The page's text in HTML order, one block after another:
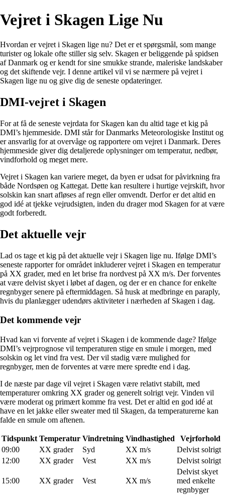
Vejret i Skagen Lige Nu
Hvordan er vejret i Skagen lige nu? Det er et spørgsmål, som mange
turister og lokale ofte stiller sig selv. Skagen er beliggende på spidsen
af Danmark og er kendt for sine smukke strande, maleriske landskaber
og det skiftende vejr. I denne artikel vil vi se nærmere på vejret i
Skagen lige nu og give dig de seneste opdateringer.
DMI-vejret i Skagen
For at få de seneste vejrdata for Skagen kan du altid tage et kig på
DMI’s hjemmeside. DMI står for Danmarks Meteorologiske Institut og
er ansvarlig for at overvåge og rapportere om vejret i Danmark. Deres
hjemmeside giver dig detaljerede oplysninger om temperatur, nedbør,
vindforhold og meget mere.
Vejret i Skagen kan variere meget, da byen er udsat for påvirkning fra
både Nordsøen og Kattegat. Dette kan resultere i hurtige vejrskift, hvor
solskin kan snart afløses af regn eller omvendt. Derfor er det altid en
god idé at tjekke vejrudsigten, inden du drager mod Skagen for at være
godt forberedt.
Det aktuelle vejr
Lad os tage et kig på det aktuelle vejr i Skagen lige nu. Ifølge DMI’s
seneste rapporter for området inkluderer vejret i Skagen en temperatur
på XX grader, med en let brise fra nordvest på XX m/s. Der forventes
at være delvist skyet i løbet af dagen, og der er en chance for enkelte
regnbyger senere på eftermiddagen. Så husk at medbringe en paraply,
hvis du planlægger udendørs aktiviteter i nærheden af Skagen i dag.
Det kommende vejr
Hvad kan vi forvente af vejret i Skagen i de kommende dage? Ifølge
DMI’s vejrprognose vil temperaturen stige en smule i morgen, med
solskin og let vind fra vest. Der vil stadig være mulighed for
regnbyger, men de forventes at være mere spredte end i dag.
I de næste par dage vil vejret i Skagen være relativt stabilt, med
temperaturer omkring XX grader og generelt solrigt vejr. Vinden vil
være moderat og primært komme fra vest. Det er altid en god idé at
have en let jakke eller sweater med til Skagen, da temperaturerne kan
falde en smule om aftenen.
Tidspunkt Temperatur Vindretning Vindhastighed
Vejrforhold
09:00
XX grader Syd XX m/s
Delvist solrigt
12:00
XX grader Vest XX m/s Delvist solrigt
15:00 XX grader Vest XX m/s
Delvist skyet
med enkelte
regnbyger